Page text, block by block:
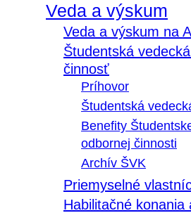
Veda a výskum
Veda a výskum na
Študentská
činnosť
Príhovor
Študentská
Benefity
odbornej činnosti
Archív ŠVK
Priemyselné
Habilitačné konania